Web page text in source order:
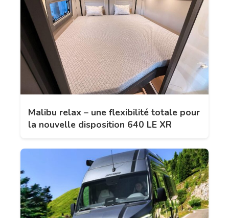
Malibu relax – une flexibilité totale pour
la nouvelle disposition 640 LE XR